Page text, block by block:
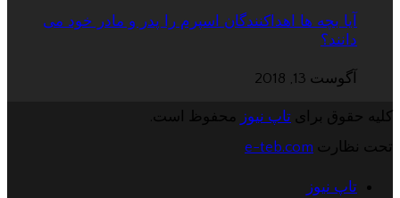
آیا بچه ها اهداکنندگان اسپرم را پدر و مادر خود می
دانند؟
آگوست 13, 2018
کلیه حقوق برای تاپ نیوز
محفوظ است.
تحت نظارت e-teb.com
تاپ نیوز